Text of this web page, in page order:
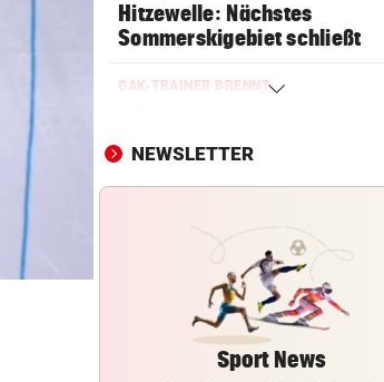
Hitzewelle: Nächstes
Sommerskigebiet schließt
GAK-TRAINER BRENNT:
ausbauen, egal wie!“
NACH HARTEM KAMPF
Viertelfinale
VEREHRUNG STATT KRITIK
Großer Verband stärkt
FIFA-Boss Infantino
NEWSLETTER
Sport News